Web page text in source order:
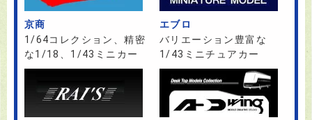
京商
1/64コレクション、精密
な1/18、1/43ミニカー
エブロ
バリエーション豊富な
1/43ミニチュアカー